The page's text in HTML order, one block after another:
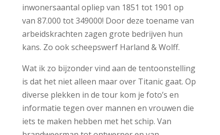
inwonersaantal opliep van 1851 tot 1901 op
van 87.000 tot 349000! Door deze toename van
arbeidskrachten zagen grote bedrijven hun
kans. Zo ook scheepswerf Harland & Wolff.
Wat ik zo bijzonder vind aan de tentoonstelling
is dat het niet alleen maar over Titanic gaat. Op
diverse plekken in de tour kom je foto’s en
informatie tegen over mannen en vrouwen die
iets te maken hebben met het schip. Van